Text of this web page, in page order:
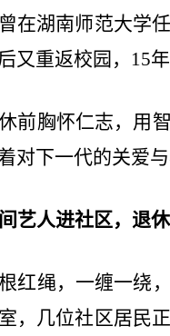
在湖南师范大学
又重返校园， 15
前胸怀仁志，用
对下一代的关爱
艺人进社区，退
红绳，一缠一绕
，几位社区居民